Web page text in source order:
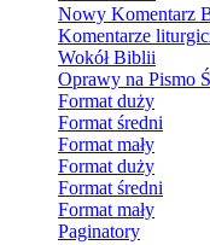
Nowy Komentarz
Komentarze
Wokół Biblii
Oprawy na Pismo
Format duży
Format średni
Format mały
Format duży
Format średni
Format mały
Paginatory